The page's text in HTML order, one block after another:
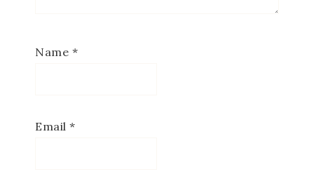
Name *
Email *